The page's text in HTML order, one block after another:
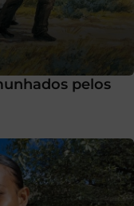
pelos